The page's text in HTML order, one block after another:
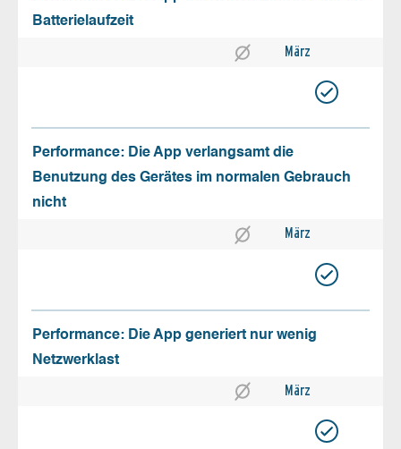
Batterielaufzeit
März
Performance: Die App verlangsamt die
Benutzung des Gerätes im normalen Gebrauch
nicht
März
Performance: Die App generiert nur wenig
Netzwerklast
März